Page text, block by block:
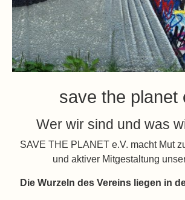
save the planet
Wer wir sind und was
SAVE THE PLANET e.V. macht Mut
und aktiver Mitgestaltung
Die Wurzeln des Vereins liegen in